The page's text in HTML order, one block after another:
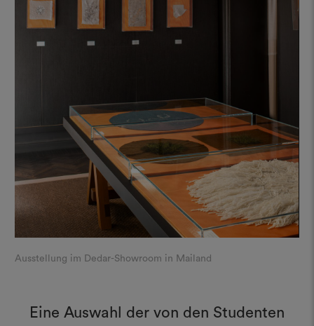
Ausstellung im Dedar-Showroom in Mailand
Eine Auswahl der von den Studenten